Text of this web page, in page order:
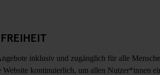
inklusiv und zugänglich für alle
kontinuierlich, um allen Nutzer*innen